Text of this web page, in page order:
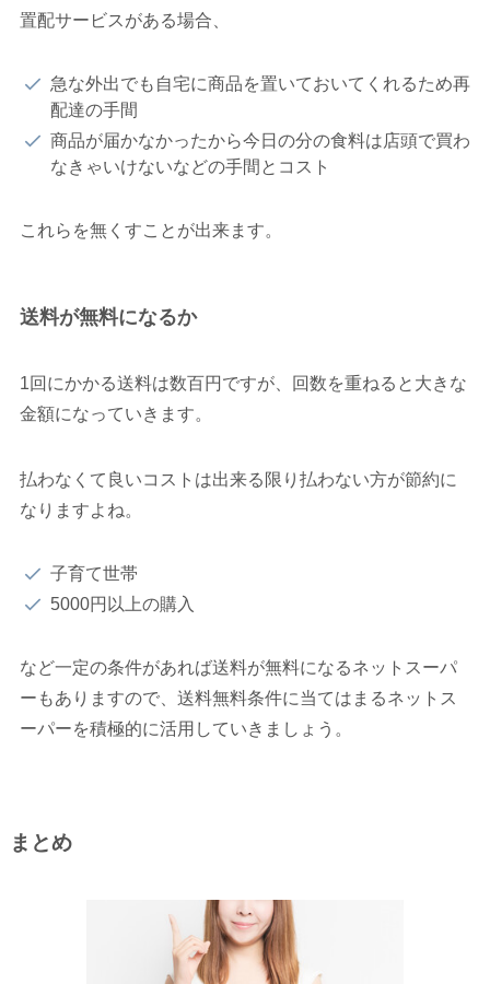
置配サービスがある場合、
急な外出でも自宅に商品を置いておいてくれるため再
配達の手間
商品が届かなかったから今日の分の食料は店頭で買わ
なきゃいけないなどの手間とコスト
これらを無くすことが出来ます。
送料が無料になるか
1回にかかる送料は数百円ですが、回数を重ねると大きな
金額になっていきます。
払わなくて良いコストは出来る限り払わない方が節約に
なりますよね。
子育て世帯
5000円以上の購入
など一定の条件があれば送料が無料になるネットスーパ
ーもありますので、送料無料条件に当てはまるネットス
ーパーを積極的に活用していきましょう。
まとめ